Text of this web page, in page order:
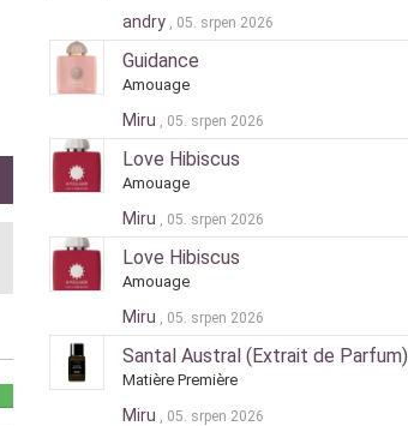
andry , 05. srpen 2026
Guidance
Amouage
Miru , 05. srpen 2026
Love Hibiscus
Amouage
Miru , 05. srpen 2026
Love Hibiscus
Amouage
Miru , 05. srpen 2026
Santal Austral (Extrait de Parfum)
Matière Première
Miru , 05. srpen 2026